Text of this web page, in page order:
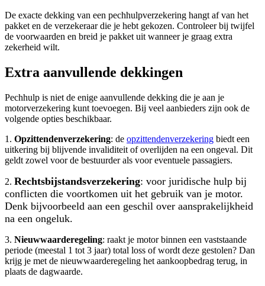
De exacte dekking van een pechhulpverzekering hangt af van het
pakket en de verzekeraar die je hebt gekozen. Controleer bij twijfel
de voorwaarden en breid je pakket uit wanneer je graag extra
zekerheid wilt.
Extra aanvullende dekkingen
Pechhulp is niet de enige aanvullende dekking die je aan je
motorverzekering kunt toevoegen. Bij veel aanbieders zijn ook de
volgende opties beschikbaar.
1. Opzittendenverzekering: de opzittendenverzekering biedt een
uitkering bij blijvende invaliditeit of overlijden na een ongeval. Dit
geldt zowel voor de bestuurder als voor eventuele passagiers.
2. Rechtsbijstandsverzekering: voor juridische hulp bij
conflicten die voortkomen uit het gebruik van je motor.
Denk bijvoorbeeld aan een geschil over aansprakelijkheid
na een ongeluk.
3. Nieuwwaarderegeling: raakt je motor binnen een vaststaande
periode (meestal 1 tot 3 jaar) total loss of wordt deze gestolen? Dan
krijg je met de nieuwwaarderegeling het aankoopbedrag terug, in
plaats de dagwaarde.